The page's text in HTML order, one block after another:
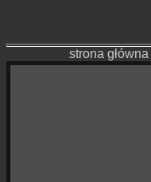
strona główna